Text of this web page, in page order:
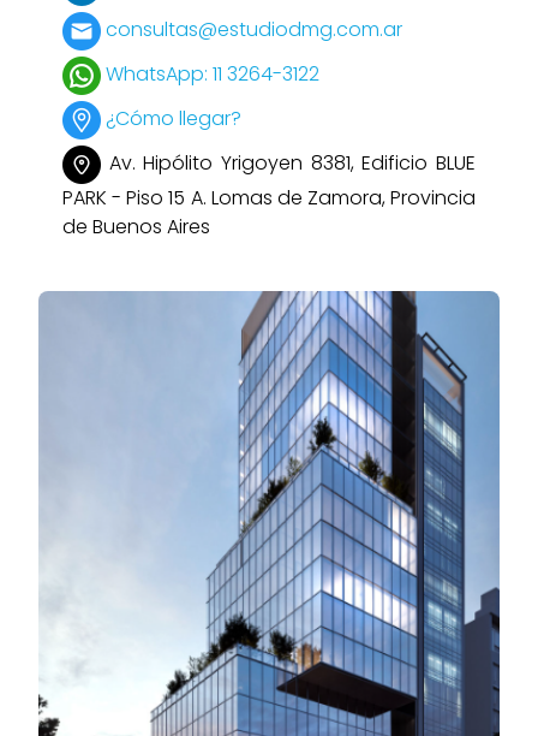
consultas@estudiodmg.com.ar
WhatsApp: 11 3264-3122
¿Cómo llegar?
Av. Hipólito Yrigoyen 8381, Edificio BLUE
PARK - Piso 15 A. Lomas de Zamora, Provincia
de Buenos Aires